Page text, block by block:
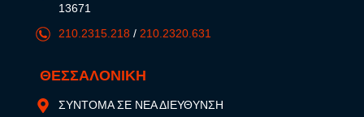
13671
210.2315.218 / 210.2320.631
ΘΕΣΣΑΛΟΝΙΚΗ
ΣΥΝΤΟΜΑ ΣΕ ΝΕΑ ΔΙΕΥΘΥΝΣΗ